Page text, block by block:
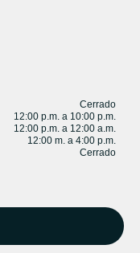
Cerrado
12:00 p.m. a 10:00 p.m.
12:00 p.m. a 12:00 a.m.
12:00 m. a 4:00 p.m.
Cerrado